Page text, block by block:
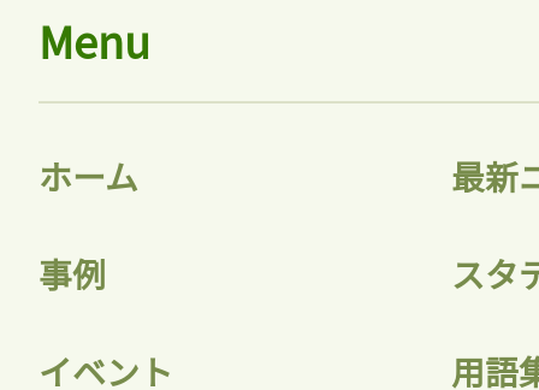
Menu
ホーム 最新
事例 スタ
イベント 用語